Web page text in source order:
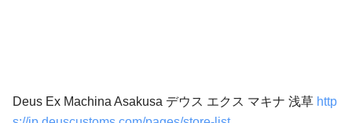
Deus Ex Machina Asakusa デウス エクス マキナ 浅草 http